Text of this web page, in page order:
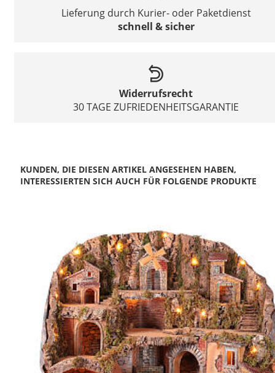
Lieferung durch Kurier- oder Paketdienst
schnell & sicher
Widerrufsrecht
30 TAGE ZUFRIEDENHEITSGARANTIE
KUNDEN, DIE DIESEN ARTIKEL ANGESEHEN HABEN,
INTERESSIERTEN SICH AUCH FÜR FOLGENDE PRODUKTE